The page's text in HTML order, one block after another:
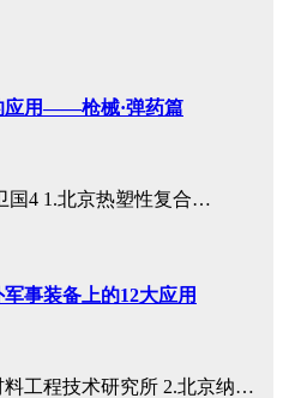
应用——枪械·弹药篇
国4 1.北京热塑性复合…
事装备上的12大应用
料工程技术研究所 2.北京纳…